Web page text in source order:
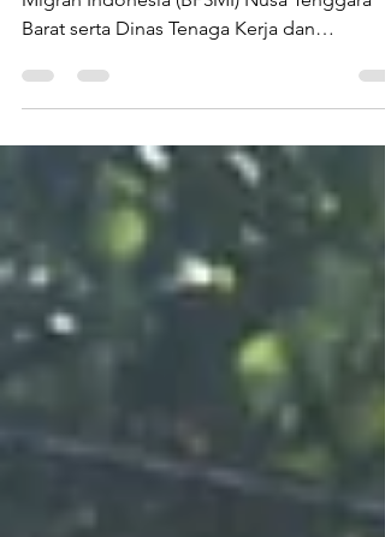
Balai Pelayanan dan Pelindungan Pekerja
Migran Indonesia (BP3MI) Nusa Tenggara
Barat serta Dinas Tenaga Kerja dan
Transmigrasi...